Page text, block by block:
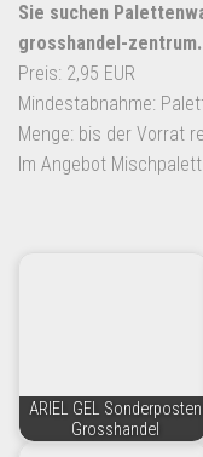
Dropshipping-
B2B Produkte
Grosshandel
Amazon
Aldi
Newsletter
Sie suchen
grosshandel-
Preis: 2,95 EUR
Mindestabnahme:
Menge: bis der Vorrat
Im Angebot
ARIEL GEL Sonderposten
Grosshandel